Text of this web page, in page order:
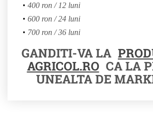
400 ron / 12 luni
600 ron / 24 luni
700 ron / 36 luni
GANDITI-VA LA
AGRICOL.RO CA LA
UNEALTA DE